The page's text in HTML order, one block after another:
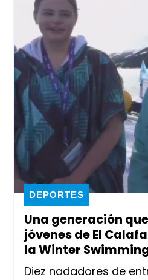
Una generación
jóvenes de El
la Winter
DEPORTES
Diez nadadores de